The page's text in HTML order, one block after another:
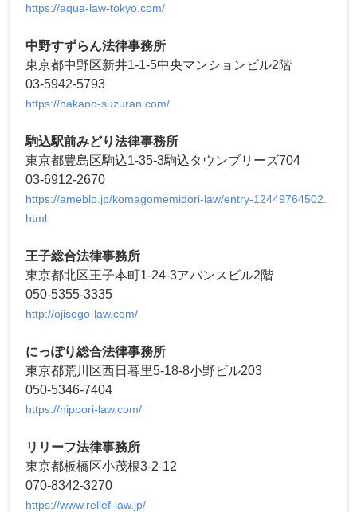
https://aqua-law-tokyo.com/
中野すずらん法律事務所
東京都中野区新井1-1-5中央マンションビル2階
03-5942-5793
https://nakano-suzuran.com/
駒込駅前みどり法律事務所
東京都豊島区駒込1-35-3駒込タウンブリーズ704
03-6912-2670
https://ameblo.jp/komagomemidori-law/entry-12449764502.
html
王子総合法律事務所
東京都北区王子本町1-24-3アバンスビル2階
050-5355-3335
http://ojisogo-law.com/
にっぽり総合法律事務所
東京都荒川区西日暮里5-18-8小野ビル203
050-5346-7404
https://nippori-law.com/
リリーフ法律事務所
東京都板橋区小茂根3-2-12
070-8342-3270
https://www.relief-law.jp/